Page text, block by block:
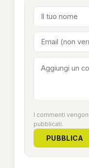
I commenti
pubblicati.
PUBBLICA